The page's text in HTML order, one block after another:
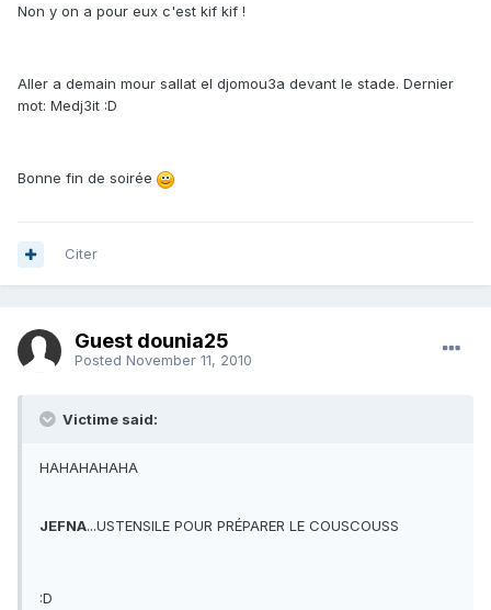
Non y on a pour eux c'est kif kif !
Aller a demain mour sallat el djomou3a devant le stade. Dernier
mot: Medj3it :D
Bonne fin de soirée
Citer
Guest dounia25
Posted November 11, 2010
Victime said:
HAHAHAHAHA
JEFNA...USTENSILE POUR PRÉPARER LE COUSCOUSS
:D